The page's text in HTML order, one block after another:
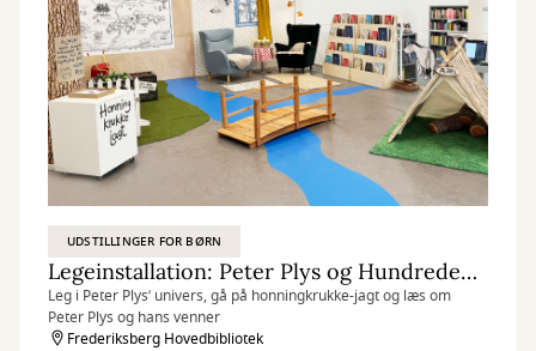
UDSTILLINGER FOR BØRN
Legeinstallation: Peter Plys og Hundredemeterskoven
Leg i Peter Plys’ univers, gå på honningkrukke-jagt og læs om
Peter Plys og hans venner
Frederiksberg Hovedbibliotek